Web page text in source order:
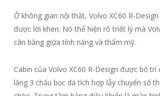
Ở không gian nội thất, Volvo XC60 R-
được lời khen. Nó thể hiện rõ triết lý mà
cân bằng giữa tính năng và thẩm mỹ.
Cabin của Volvo XC60 R-Design được bố trí
lăng 3 chấu bọc da tích hợp lẫy chuyển số